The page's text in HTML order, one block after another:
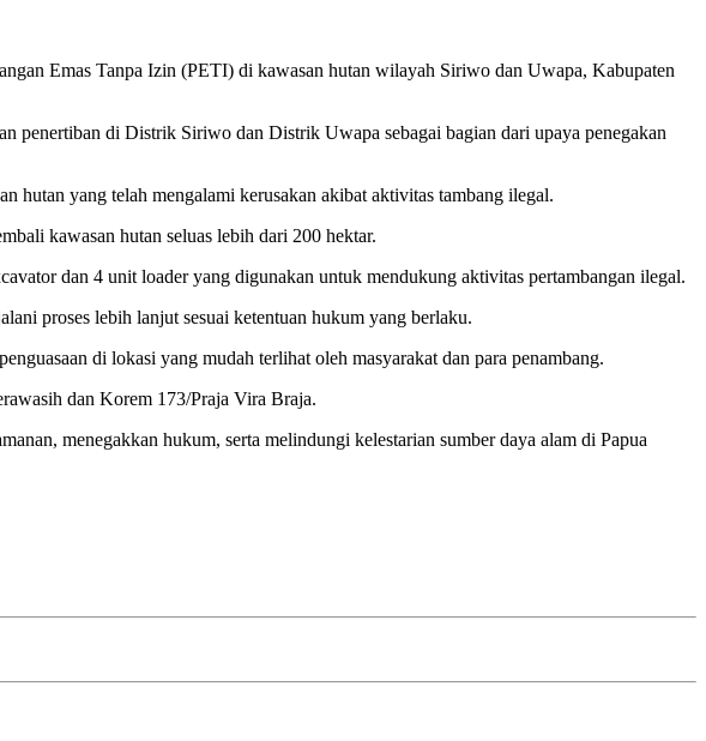
Emas Tanpa Izin (PETI) di kawasan hutan wilayah Siriwo dan Uwapa, Kabupaten
penertiban di Distrik Siriwo dan Distrik Uwapa sebagai bagian dari upaya penegakan
hutan yang telah mengalami kerusakan akibat aktivitas tambang ilegal.
kawasan hutan seluas lebih dari 200 hektar.
dan 4 unit loader yang digunakan untuk mendukung aktivitas pertambangan ilegal.
proses lebih lanjut sesuai ketentuan hukum yang berlaku.
di lokasi yang mudah terlihat oleh masyarakat dan para penambang.
dan Korem 173/Praja Vira Braja.
menegakkan hukum, serta melindungi kelestarian sumber daya alam di Papua